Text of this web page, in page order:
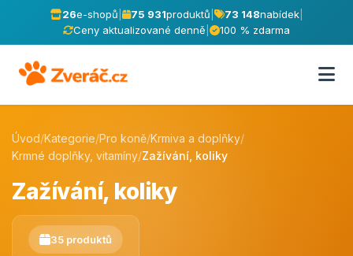
26e-shopů 75 931produktů 73 148nabídek|
Ceny aktualizované denně
100 % zdarma
Úvod/Kategorie/Pro koně/Krmiva a doplňky/
Krmné doplňky, vitamíny/Zažívání, koliky
Zažívání, koliky
35 produktů